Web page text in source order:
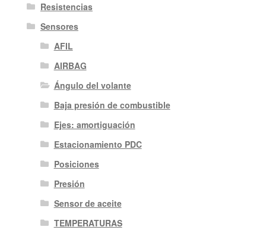
Resistencias
Sensores
AFIL
AIRBAG
Ángulo del volante
Baja presión de combustible
Ejes: amortiguación
Estacionamiento PDC
Posiciones
Presión
Sensor de aceite
TEMPERATURAS